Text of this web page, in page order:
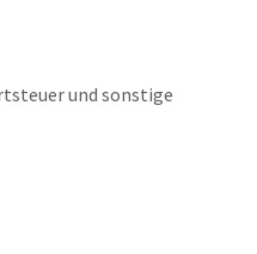
und sonstige